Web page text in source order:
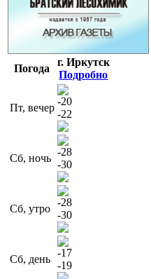
Погода
г. Иркутск
Подробно
Пт, вечер
-20
-22
Сб, ночь
-28
-30
Сб, утро
-28
-30
Сб, день
-17
-19